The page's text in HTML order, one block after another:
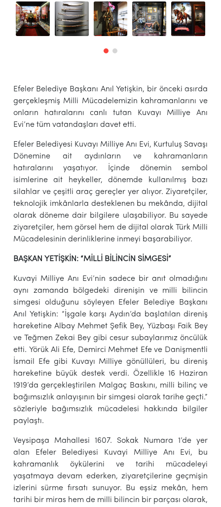
Efeler Belediye Başkanı Anıl Yetişkin, bir önceki asırda
gerçekleşmiş Milli Mücadelemizin kahramanlarını ve
onların hatıralarını canlı tutan Kuvayı Milliye Anı
Evi’ne tüm vatandaşları davet etti.
Efeler Belediyesi Kuvayı Milliye Anı Evi, Kurtuluş Savaşı
Dönemine ait aydınların ve kahramanların
hatıralarını yaşatıyor. İçinde dönemin sembol
isimlerine ait heykeller, dönemde kullanılmış bazı
silahlar ve çeşitli araç gereçler yer alıyor. Ziyaretçiler,
teknolojik imkânlarla desteklenen bu mekânda, dijital
olarak döneme dair bilgilere ulaşabiliyor. Bu sayede
ziyaretçiler, hem görsel hem de dijital olarak Türk Milli
Mücadelesinin derinliklerine inmeyi başarabiliyor.
BAŞKAN YETİŞKİN: “MİLLİ BİLİNCİN SİMGESİ”
Kuvayi Milliye Anı Evi’nin sadece bir anıt olmadığını
aynı zamanda bölgedeki direnişin ve milli bilincin
simgesi olduğunu söyleyen Efeler Belediye Başkanı
Anıl Yetişkin: “İşgale karşı Aydın’da başlatılan direniş
hareketine Albay Mehmet Şefik Bey, Yüzbaşı Faik Bey
ve Teğmen Zekai Bey gibi cesur subaylarımız öncülük
etti. Yörük Ali Efe, Demirci Mehmet Efe ve Danişmentli
İsmail Efe gibi Kuvayı Milliye gönüllüleri, bu direniş
hareketine büyük destek verdi. Özellikle 16 Haziran
1919’da gerçekleştirilen Malgaç Baskını, milli bilinç ve
bağımsızlık anlayışının bir simgesi olarak tarihe geçti.”
sözleriyle bağımsızlık mücadelesi hakkında bilgiler
paylaştı.
Veysipaşa Mahallesi 1607. Sokak Numara 1’de yer
alan Efeler Belediyesi Kuvayi Milliye Anı Evi, bu
kahramanlık öykülerini ve tarihi mücadeleyi
yaşatmaya devam ederken, ziyaretçilerine geçmişin
izlerini sürme fırsatı sunuyor. Bu eşsiz mekân, hem
tarihi bir miras hem de milli bilincin bir parçası olarak,